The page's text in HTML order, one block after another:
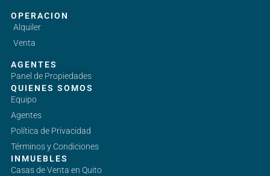
OPERACION
Alquiler
Venta
AGENTES
Panel de Propiedades
QUIENES SOMOS
Equipo
Agentes
Política de Privacidad
Términos y Condiciones
INMUEBLES
Casas de Venta en Quito